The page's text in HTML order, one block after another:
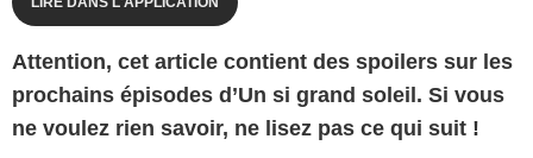
Attention, cet article contient des spoilers sur les
prochains épisodes d’Un si grand soleil. Si vous
ne voulez rien savoir, ne lisez pas ce qui suit !